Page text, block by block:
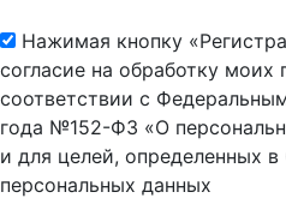
Нажимая кнопку
согласие на обработку моих
соответствии с
года №152-ФЗ «О
и для целей, определенных
персональных данных